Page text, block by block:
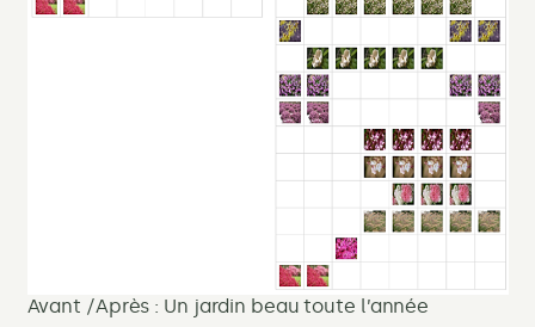
Avant /Après : Un jardin beau toute l’année